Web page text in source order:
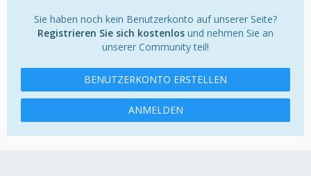
Sie haben noch kein Benutzerkonto auf unserer Seite?
Registrieren Sie sich kostenlos und nehmen Sie an
unserer Community teil!
BENUTZERKONTO ERSTELLEN
ANMELDEN